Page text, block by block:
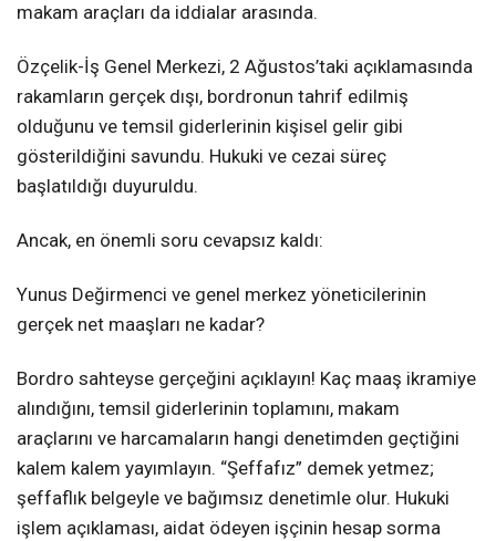
makam araçları da iddialar arasında.
Özçelik-İş Genel Merkezi, 2 Ağustos’taki açıklamasında
rakamların gerçek dışı, bordronun tahrif edilmiş
olduğunu ve temsil giderlerinin kişisel gelir gibi
gösterildiğini savundu. Hukuki ve cezai süreç
başlatıldığı duyuruldu.
Ancak, en önemli soru cevapsız kaldı:
Yunus Değirmenci ve genel merkez yöneticilerinin
gerçek net maaşları ne kadar?
Bordro sahteyse gerçeğini açıklayın! Kaç maaş ikramiye
alındığını, temsil giderlerinin toplamını, makam
araçlarını ve harcamaların hangi denetimden geçtiğini
kalem kalem yayımlayın. “Şeffafız” demek yetmez;
şeffaflık belgeyle ve bağımsız denetimle olur. Hukuki
işlem açıklaması, aidat ödeyen işçinin hesap sorma